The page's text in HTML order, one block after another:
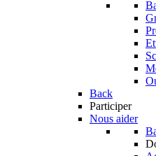
Back
Participer
Nous aider